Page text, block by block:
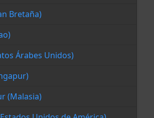
Bretaña)
Árabes Unidos)
(Malasia)